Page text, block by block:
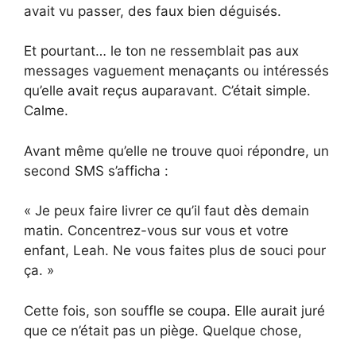
avait vu passer, des faux bien déguisés.
Et pourtant… le ton ne ressemblait pas aux
messages vaguement menaçants ou intéressés
qu’elle avait reçus auparavant. C’était simple.
Calme.
Avant même qu’elle ne trouve quoi répondre, un
second SMS s’afficha :
« Je peux faire livrer ce qu’il faut dès demain
matin. Concentrez-vous sur vous et votre
enfant, Leah. Ne vous faites plus de souci pour
ça. »
Cette fois, son souffle se coupa. Elle aurait juré
que ce n’était pas un piège. Quelque chose,